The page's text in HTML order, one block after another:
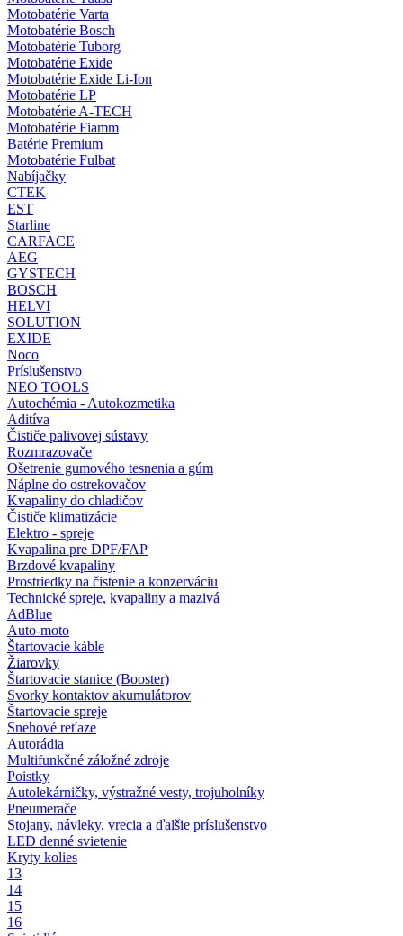
Motobatérie Varta
Motobatérie Bosch
Motobatérie Tuborg
Motobatérie Exide
Motobatérie Exide Li-Ion
Motobatérie LP
Motobatérie A-TECH
Motobatérie Fiamm
Batérie Premium
Motobatérie Fulbat
Nabíjačky
CTEK
EST
Starline
CARFACE
AEG
GYSTECH
BOSCH
HELVI
SOLUTION
EXIDE
Noco
Príslušenstvo
NEO TOOLS
Autochémia - Autokozmetika
Aditíva
Čističe palivovej sústavy
Rozmrazovače
Ošetrenie gumového tesnenia a gúm
Náplne do ostrekovačov
Kvapaliny do chladičov
Čističe klimatizácie
Elektro - spreje
Kvapalina pre DPF/FAP
Brzdové kvapaliny
Prostriedky na čistenie a konzerváciu
Technické spreje, kvapaliny a mazivá
AdBlue
Auto-moto
Štartovacie káble
Žiarovky
Štartovacie stanice (Booster)
Svorky kontaktov akumulátorov
Štartovacie spreje
Snehové reťaze
Autorádia
Multifunkčné záložné zdroje
Poistky
Autolekárničky, výstražné vesty, trojuholníky
Pneumerače
Stojany, návleky, vrecia a ďalšie príslušenstvo
LED denné svietenie
Kryty kolies
13
14
15
16